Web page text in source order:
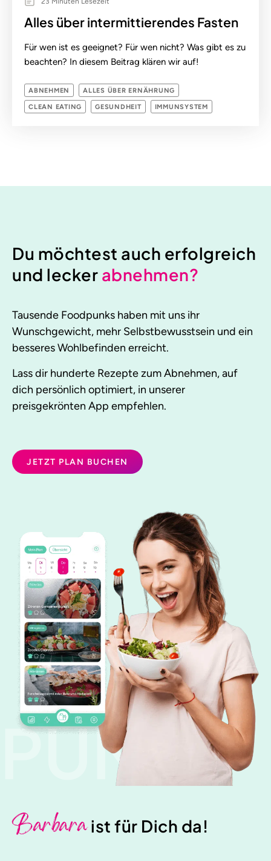
Alles über intermittierendes Fasten
Für wen ist es geeignet? Für wen nicht? Was gibt es zu
beachten? In diesem Beitrag klären wir auf!
ABNEHMEN ALLES ÜBER ERNÄHRUNG
CLEAN EATING GESUNDHEIT IMMUNSYSTEM
PUNK
Du möchtest auch erfolgreich
und lecker abnehmen?
Tausende Foodpunks haben mit uns ihr
Wunschgewicht, mehr Selbstbewusstsein und ein
besseres Wohlbefinden erreicht.
Lass dir hunderte Rezepte zum Abnehmen, auf
dich persönlich optimiert, in unserer
preisgekrönten App empfehlen.
JETZT PLAN BUCHEN
Barbaraist für Dich da!